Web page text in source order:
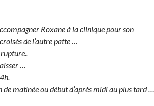
Roxane à la clinique pour son
de l’autre patte …
…
de matinée ou début d’après midi au plus tard …